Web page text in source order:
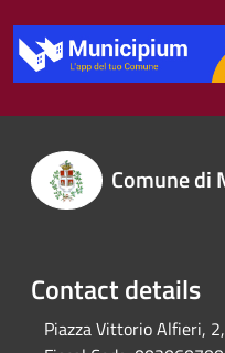
Comune di
Contact details
Piazza Vittorio Alfieri,